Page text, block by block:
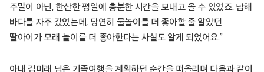
주말이 아닌, 한산한 평일에 충분한 시간을 보내고 올 수 있었죠. 남해
바다를 자주 갔었는데, 당연히 물놀이를 더 좋아할 줄 알았던
딸아이가 모래 놀이를 더 좋아한다는 사실도 알게 되었어요.”
아내 김미래 님은 가족여행을 계획하던 순간을 떠올리며 다음과 같이